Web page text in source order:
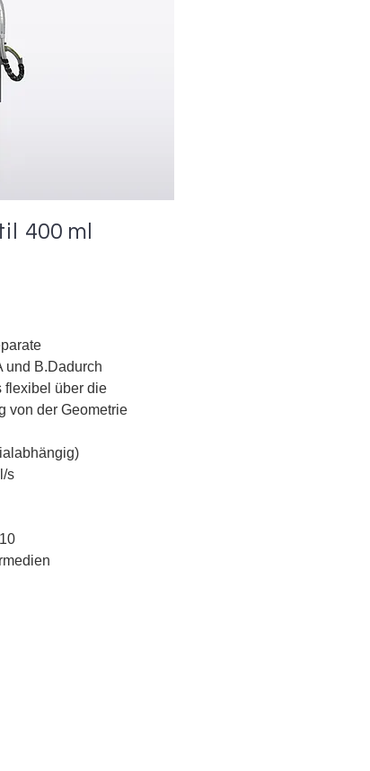
400 ml
und B.Dadurch
flexibel über die
von der Geometrie
s